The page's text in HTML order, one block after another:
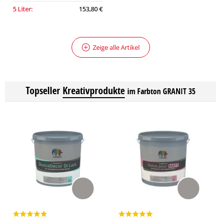
5 Liter:
153,80 €
Zeige alle Artikel
Topseller Kreativprodukte im Farbton GRANIT 35